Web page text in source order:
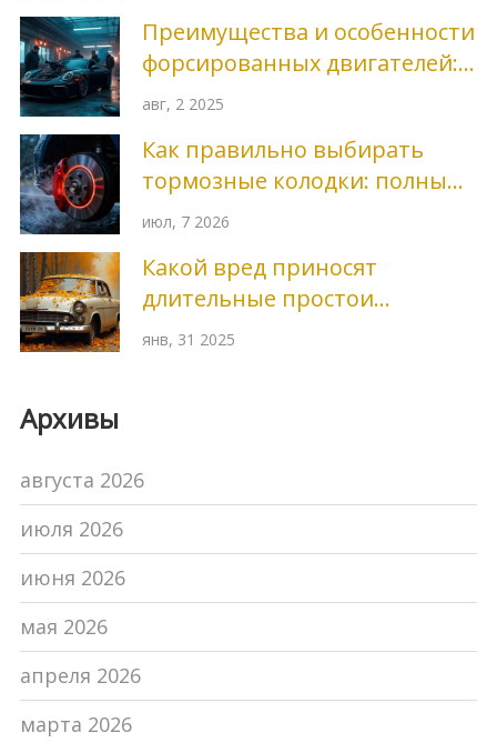
Преимущества и особенности
форсированных двигателей:
зачем увеличивать мощность
авг, 2 2025
Как правильно выбирать
тормозные колодки: полный
гид по типам, брендам и
июл, 7 2026
Какой вред приносят
длительные простои
автомобилю: Проще
янв, 31 2025
Архивы
августа 2026
июля 2026
июня 2026
мая 2026
апреля 2026
марта 2026